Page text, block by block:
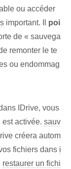
ou accéder
important. Il poi
de « sauvega
remonter le te
ou endommag
IDrive, vous
activée. sauv
créera autom
fichiers dans i
restaurer un fichi